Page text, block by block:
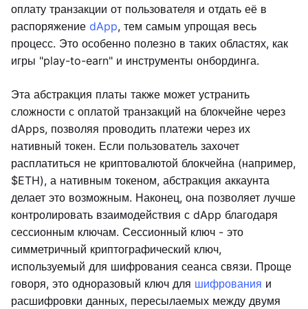
оплату транзакции от пользователя и отдать её в
распоряжение dApp, тем самым упрощая весь
процесс. Это особенно полезно в таких областях, как
игры "play-to-earn" и инструменты онбординга.
Эта абстракция платы также может устранить
сложности с оплатой транзакций на блокчейне через
dApps, позволяя проводить платежи через их
нативный токен. Если пользователь захочет
расплатиться не криптовалютой блокчейна (например,
$ETH), а нативным токеном, абстракция аккаунта
делает это возможным. Наконец, она позволяет лучше
контролировать взаимодействия с dApp благодаря
сессионным ключам. Сессионный ключ - это
симметричный криптографический ключ,
используемый для шифрования сеанса связи. Проще
говоря, это одноразовый ключ для шифрования и
расшифровки данных, пересылаемых между двумя